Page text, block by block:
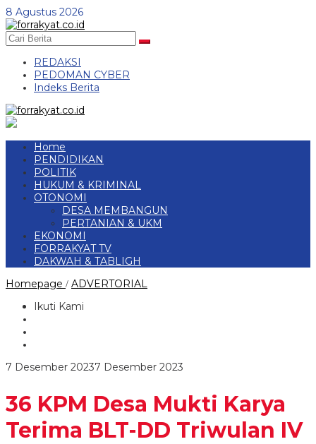
Skip
to
content
8 Agustus 2026
REDAKSI
PEDOMAN CYBER
Indeks Berita
Home
PENDIDIKAN
POLITIK
HUKUM & KRIMINAL
OTONOMI
DESA MEMBANGUN
PERTANIAN & UKM
EKONOMI
FORRAKYAT TV
DAKWAH & TABLIGH
Homepage / ADVERTORIAL
DD
Triwulan
Ikuti Kami
7 Desember 20237 Desember 2023
36 KPM Desa Mukti Karya
Terima BLT-DD Triwulan IV